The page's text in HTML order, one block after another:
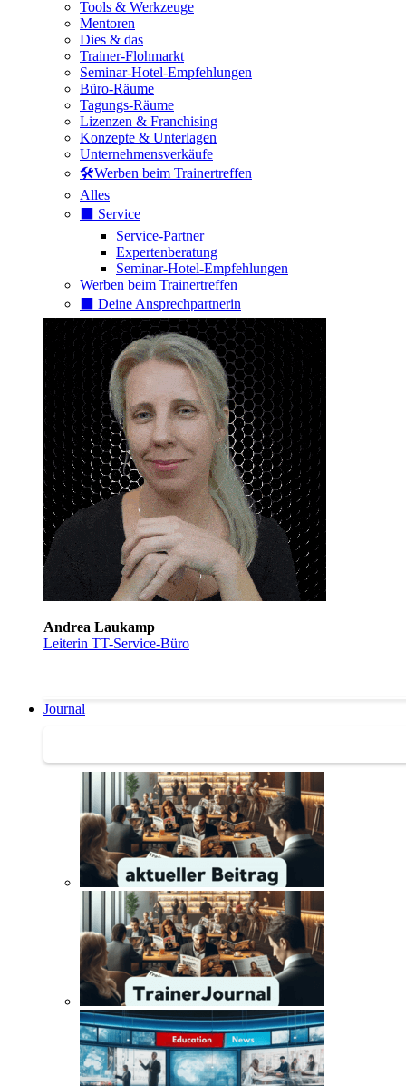
Tools & Werkzeuge
Mentoren
Dies & das
Trainer-Flohmarkt
Seminar-Hotel-Empfehlungen
Büro-Räume
Tagungs-Räume
Lizenzen & Franchising
Konzepte & Unterlagen
Unternehmensverkäufe
🛠️Werben beim Trainertreffen
Alles
⬛️ Service
Service-Partner
Expertenberatung
Seminar-Hotel-Empfehlungen
Werben beim Trainertreffen
⬛️ Deine Ansprechpartnerin
Andrea Laukamp
Leiterin TT-Service-Büro
Journal